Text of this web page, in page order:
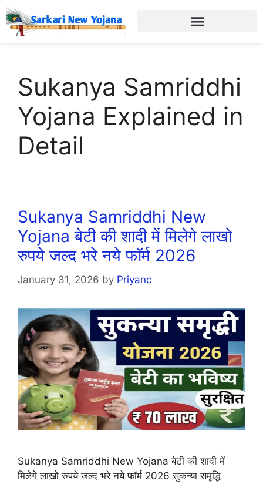
Sukanya Samriddhi
Yojana Explained in
Detail
Sukanya Samriddhi New
Yojana बेटी की शादी में मिलेगे लाखो
रुपये जल्द भरे नये फॉर्म 2026
January 31, 2026 by Priyanc
Sukanya Samriddhi New Yojana बेटी की शादी में
मिलेगे लाखो रुपये जल्द भरे नये फॉर्म 2026 सुकन्या समृद्धि